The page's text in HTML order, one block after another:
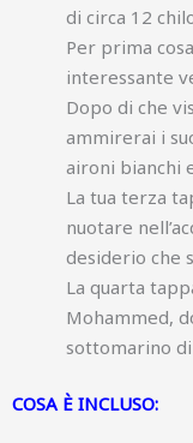
di circa 12
Per prima
interessante
Dopo di che
ammirerai i
aironi bianchi
La tua terza
nuotare
desiderio che
La quarta
Mohammed,
sottomarino
COSA È INCLUSO: